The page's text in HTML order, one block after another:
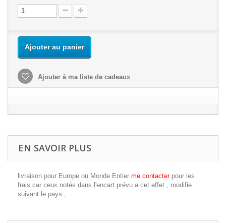
Ajouter au panier
Ajouter à ma liste de cadeaux
EN SAVOIR PLUS
livraison pour Europe ou Monde Entier me contacter pour les
frais car ceux notés dans l'encart prévu a cet effet , modifie
suivant le pays ,